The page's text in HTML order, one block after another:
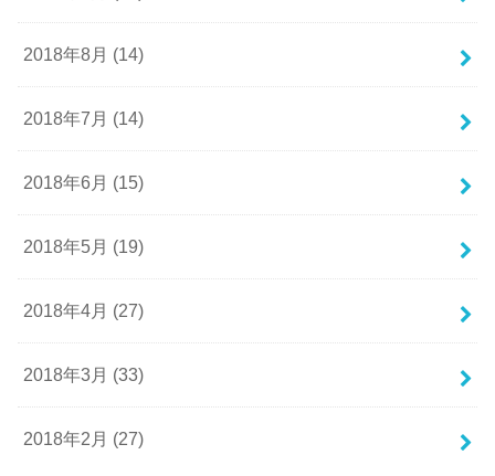
2018年8月 (14)
2018年7月 (14)
2018年6月 (15)
2018年5月 (19)
2018年4月 (27)
2018年3月 (33)
2018年2月 (27)